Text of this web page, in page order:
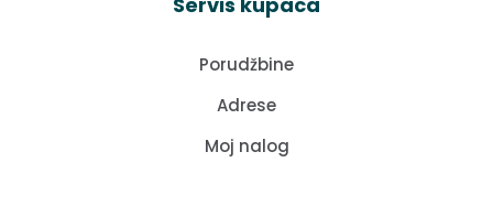
Porudžbine
Adrese
Moj nalog